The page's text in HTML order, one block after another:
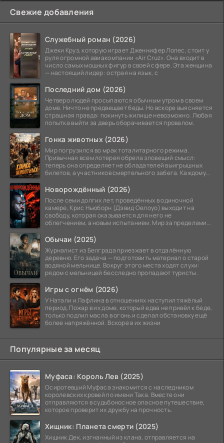
Свежие добавления
Служебный роман (2026)
Джеки Круз, которую играет Дженнифер Лопес, стоит у
руля огромной авиакомпании «Air Cruz». Она входит в
число самых мощных фигур в своей сфере. Эта женщина
— настоящий лидер: острая на язык, с
Последний дом (2026)
Четверо людей просыпаются обычным утром в своем
доме. Ничто не предвещает беды. Но вскоре выясняется
страшная правда: покинуть жилище невозможно. Любая
попытка выйти за дверь оборачивается провалом.
Гонка животных (2026)
Мир погрузился во мрак тоталитарного режима.
Привычная всем лотерея обрела зловещий смысл:
теперь она определяет не обладателей выигрышных
билетов, а участников смертельного забега. Каждому
Новорождённый (2026)
После семи долгих лет, проведённых в одиночной
камере, Крис Ньюборн (Дэвид Оелоуо) выходит на
свободу, которая оказывается для него не
облегчением, а новым испытанием. Мир за пределами
Обычаи (2025)
Журналист из Белграда приезжает в отдалённую
деревню. Его задача — подготовить материал о старой
водяной мельнице. Вокруг этого места ходят слухи:
рядом с мельницей бесследно пропадают туристы.
Игры с огнём (2026)
У Натали и Лафлина в отношениях наступил тяжёлый
период. Пожар в их доме, который едва не привёл к беде,
только подлил масла в огонь и сделал обстановку ещё
более напряжённой. Вскоре в их жизни
Популярные за месяц
Муфаса: Король Лев (2025)
Осиротевший Муфаса знакомится с наследником
королевских кровей по имени Така. Вместе они
отправляются в судьбоносное опасное путешествие,
которое проверит их дружбу на прочность.
Хищник: Планета смерти (2025)
Хищник Дек, изгнанный из клана, отправляется на